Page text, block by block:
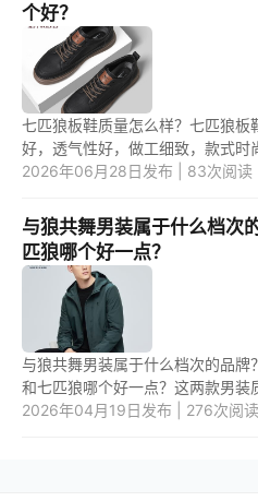
个好？
七匹狼板鞋质量怎么样？七匹狼板
好，透气性好，做工细致，款式时
哪个好？七匹狼板鞋和海澜之家板
2026年06月28日发布 | 83次阅读
与狼共舞男装属于什么档次
匹狼哪个好一点？
与狼共舞男装属于什么档次的品
和七匹狼哪个好一点？这两款男装
次，只是风格不太相似。 1.与狼共
2026年04月19日发布 | 276次阅读